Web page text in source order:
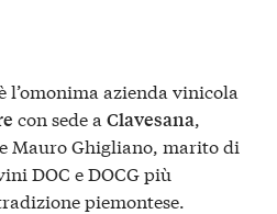
l’omonima azienda vinicola
con sede aClavesana
Mauro Ghigliano, marito di
DOC e DOCG più
piemontese.